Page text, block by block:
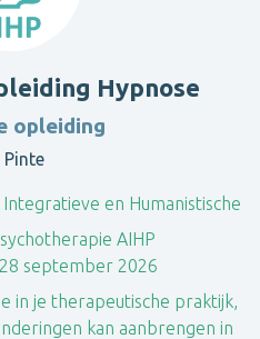
Hypnose
opleiding
Pinte
en Humanistische
AIHP
28 september 2026
in je therapeutische praktijk,
kan aanbrengen in